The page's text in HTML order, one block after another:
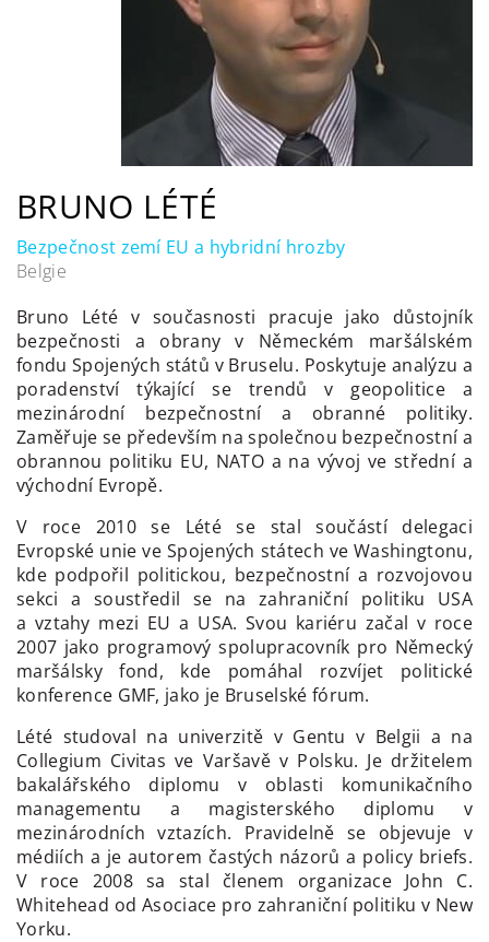
BRUNO LÉTÉ
Bezpečnost zemí EU a hybridní hrozby
Belgie
Bruno Lété v současnosti pracuje jako důstojník
bezpečnosti a obrany v Německém maršálském
fondu Spojených států v Bruselu. Poskytuje analýzu a
poradenství týkající se trendů v geopolitice a
mezinárodní bezpečnostní a obranné politiky.
Zaměřuje se především na společnou bezpečnostní a
obrannou politiku EU, NATO a na vývoj ve střední a
východní Evropě.
V roce 2010 se Lété se stal součástí delegaci
Evropské unie ve Spojených státech ve Washingtonu,
kde podpořil politickou, bezpečnostní a rozvojovou
sekci a soustředil se na zahraniční politiku USA
a vztahy mezi EU a USA. Svou kariéru začal v roce
2007 jako programový spolupracovník pro Německý
maršálsky fond, kde pomáhal rozvíjet politické
konference GMF, jako je Bruselské fórum.
Lété studoval na univerzitě v Gentu v Belgii a na
Collegium Civitas ve Varšavě v Polsku. Je držitelem
bakalářského diplomu v oblasti komunikačního
managementu a magisterského diplomu v
mezinárodních vztazích. Pravidelně se objevuje v
médiích a je autorem častých názorů a policy briefs.
V roce 2008 sa stal členem organizace John C.
Whitehead od Asociace pro zahraniční politiku v New
Yorku.